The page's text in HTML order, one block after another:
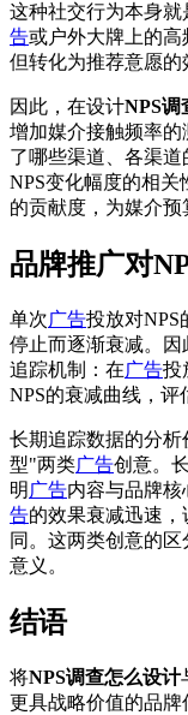
这种社交行为本身
告或户外大牌上的高
但转化为推荐意愿的
因此，在设计NPS调
增加媒介接触频率
了哪些渠道、各渠
NPS变化幅度的相
的贡献度，为媒介预
品牌推广对
单次广告投放对NPS
停止而逐渐衰减。
追踪机制：在广告投
NPS的衰减曲线，评
长期追踪数据的分
型"两类广告创意。
明 广告内容与品牌
告的效果衰减迅速，
同。这两类创意的
意义。
结语
将NPS调查怎么设计
更具战略价值的品